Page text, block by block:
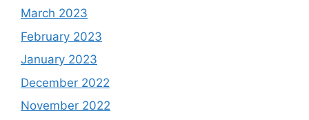
March 2023
February 2023
January 2023
December 2022
November 2022